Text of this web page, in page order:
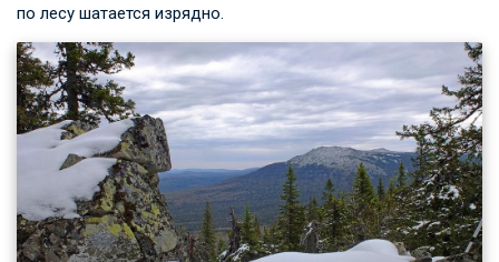
по лесу шатается изрядно.